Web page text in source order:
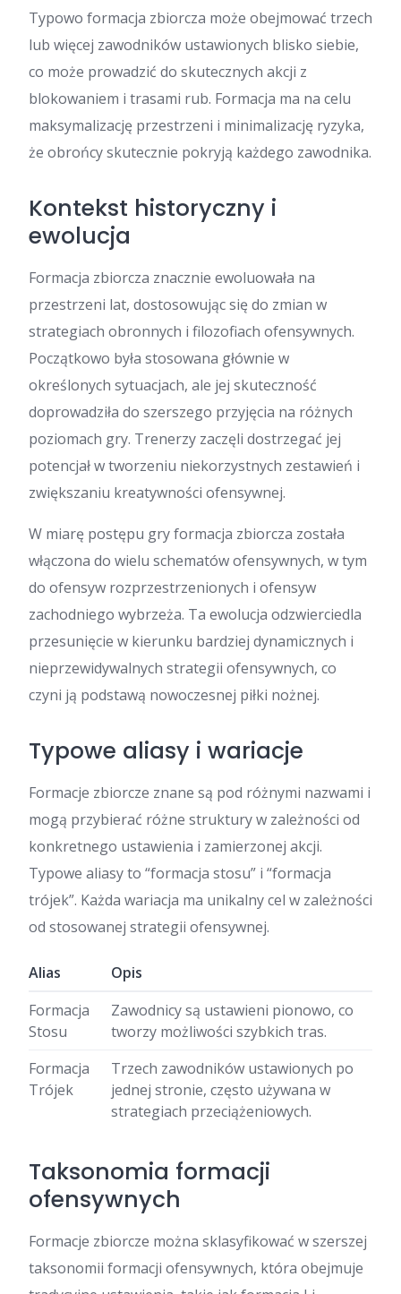
Typowo formacja zbiorcza może obejmować trzech
lub więcej zawodników ustawionych blisko siebie,
co może prowadzić do skutecznych akcji z
blokowaniem i trasami rub. Formacja ma na celu
maksymalizację przestrzeni i minimalizację ryzyka,
że obrońcy skutecznie pokryją każdego zawodnika.
Kontekst historyczny i
ewolucja
Formacja zbiorcza znacznie ewoluowała na
przestrzeni lat, dostosowując się do zmian w
strategiach obronnych i filozofiach ofensywnych.
Początkowo była stosowana głównie w
określonych sytuacjach, ale jej skuteczność
doprowadziła do szerszego przyjęcia na różnych
poziomach gry. Trenerzy zaczęli dostrzegać jej
potencjał w tworzeniu niekorzystnych zestawień i
zwiększaniu kreatywności ofensywnej.
W miarę postępu gry formacja zbiorcza została
włączona do wielu schematów ofensywnych, w tym
do ofensyw rozprzestrzenionych i ofensyw
zachodniego wybrzeża. Ta ewolucja odzwierciedla
przesunięcie w kierunku bardziej dynamicznych i
nieprzewidywalnych strategii ofensywnych, co
czyni ją podstawą nowoczesnej piłki nożnej.
Typowe aliasy i wariacje
Formacje zbiorcze znane są pod różnymi nazwami i
mogą przybierać różne struktury w zależności od
konkretnego ustawienia i zamierzonej akcji.
Typowe aliasy to “formacja stosu” i “formacja
trójek”. Każda wariacja ma unikalny cel w zależności
od stosowanej strategii ofensywnej.
Alias
Opis
Formacja
Stosu
Zawodnicy są ustawieni pionowo, co
tworzy możliwości szybkich tras.
Formacja
Trójek
Trzech zawodników ustawionych po
jednej stronie, często używana w
strategiach przeciążeniowych.
Taksonomia formacji
ofensywnych
Formacje zbiorcze można sklasyfikować w szerszej
taksonomii formacji ofensywnych, która obejmuje